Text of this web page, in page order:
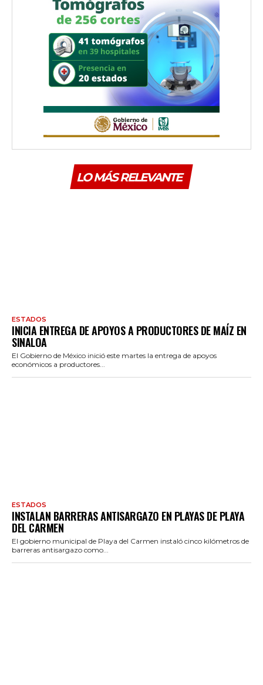
LO MÁS RELEVANTE
ESTADOS
INICIA ENTREGA DE APOYOS A PRODUCTORES DE MAÍZ EN
SINALOA
El Gobierno de México inició este martes la entrega de apoyos
económicos a productores...
ESTADOS
INSTALAN BARRERAS ANTISARGAZO EN PLAYAS DE PLAYA
DEL CARMEN
El gobierno municipal de Playa del Carmen instaló cinco kilómetros de
barreras antisargazo como...